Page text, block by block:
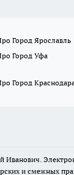
Город Ярославль
Город Уфа
Город
и смежных